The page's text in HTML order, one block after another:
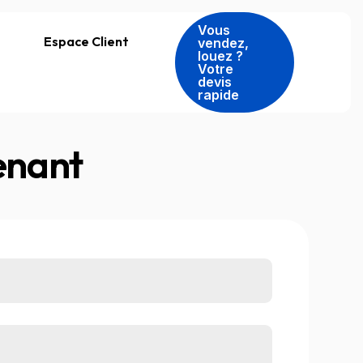
Espace Client
Vous
vendez,
louez ?
Votre
devis
rapide